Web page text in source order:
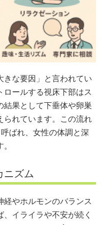
きな要因」と言われてい
ロールする視床下部はス
結果として下垂体や卵巣
られています。この流れ
ばれ、女性の体調と深
ニズム
経やホルモンのバランス
イライラや不安が続く